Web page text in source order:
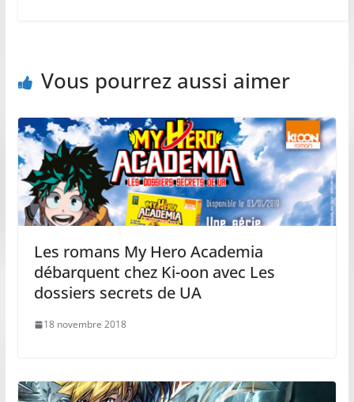
Vous pourrez aussi aimer
Les romans My Hero Academia
débarquent chez Ki-oon avec Les
dossiers secrets de UA
18 novembre 2018